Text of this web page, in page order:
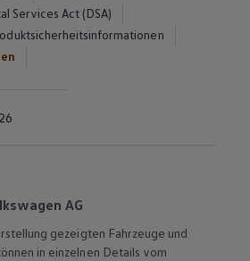
Services Act (DSA)
AG
gezeigten Fahrzeuge und
in einzelnen Details vom